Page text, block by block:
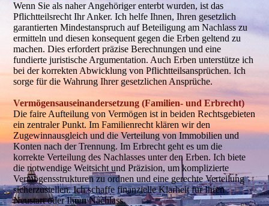
Wenn Sie als naher Angehöriger enterbt wurden, ist das
Pflichtteilsrecht Ihr Anker. Ich helfe Ihnen, Ihren gesetzlich
garantierten Mindestanspruch auf Beteiligung am Nachlass zu
ermitteln und diesen konsequent gegen die Erben geltend zu
machen. Dies erfordert präzise Berechnungen und eine
fundierte juristische Argumentation. Auch Erben unterstütze ich
bei der korrekten Abwicklung von Pflichtteilsansprüchen. Ich
sorge für die Wahrung Ihrer gesetzlichen Ansprüche.
Vermögensauseinandersetzung (Familien- und Erbrecht)
Die faire Aufteilung von Vermögen ist in beiden Rechtsgebieten
ein zentraler Punkt. Im Familienrecht klären wir den
Zugewinnausgleich und die Verteilung von Immobilien und
Konten nach der Trennung. Im Erbrecht geht es um die
korrekte Verteilung des Nachlasses unter den Erben. Ich biete
die notwendige Weitsicht und Präzision, um komplizierte
Vermögensstrukturen zu ordnen und eine gerechte Verteilung
sicherzustellen. Ich schaffe finanzielle Klarheit für Ihren
Neustart oder Ihren Nachlass.